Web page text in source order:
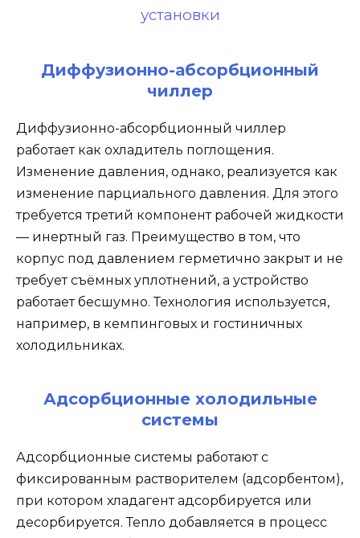
установки
Диффузионно-абсорбционный
чиллер
Диффузионно-абсорбционный чиллер
работает как охладитель поглощения.
Изменение давления, однако, реализуется как
изменение парциального давления. Для этого
требуется третий компонент рабочей жидкости
— инертный газ. Преимущество в том, что
корпус под давлением герметично закрыт и не
требует съёмных уплотнений, а устройство
работает бесшумно. Технология используется,
например, в кемпинговых и гостиничных
холодильниках.
Адсорбционные холодильные
системы
Адсорбционные системы работают с
фиксированным растворителем (адсорбентом),
при котором хладагент адсорбируется или
десорбируется. Тепло добавляется в процесс